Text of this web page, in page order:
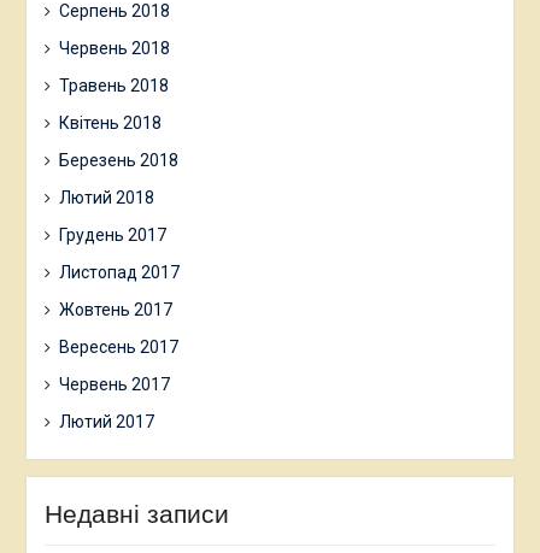
Серпень 2018
Червень 2018
Травень 2018
Квітень 2018
Березень 2018
Лютий 2018
Грудень 2017
Листопад 2017
Жовтень 2017
Вересень 2017
Червень 2017
Лютий 2017
Недавні записи